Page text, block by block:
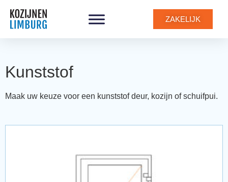
ZAKELIJK
Kunststof
Maak uw keuze voor een kunststof deur, kozijn of schuifpui.